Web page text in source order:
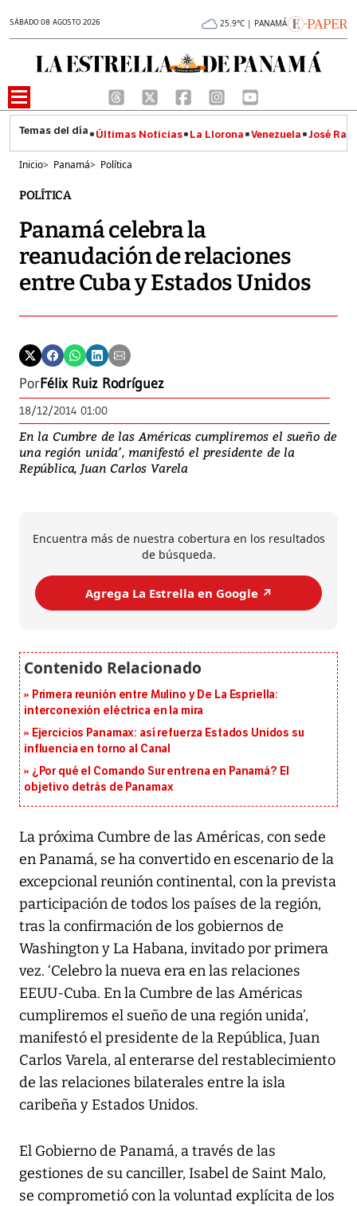
SÁBADO 08 AGOSTO 2026 25.9°C | PANAMÁ
Últimas Noticias La Llorona Venezuela José
Inicio> Panamá> Política
POLÍTICA
Panamá celebra la
reanudación de relaciones
entre Cuba y Estados Unidos
PorFélix Ruiz Rodríguez
18/12/2014 01:00
En la Cumbre de las Américas cumpliremos el sueño de
una región unida’, manifestó el presidente de la
República, Juan Carlos Varela
Encuentra más de nuestra cobertura en los resultados
de búsqueda.
Agrega La Estrella en Google ↗️
Primera reunión entre Mulino y De La Espriella:
interconexión eléctrica en la mira
Ejercicios Panamax: así refuerza Estados Unidos su
influencia en torno al Canal
¿Por qué el Comando Sur entrena en Panamá? El
objetivo detrás de Panamax
La próxima Cumbre de las Américas, con sede
en Panamá, se ha convertido en escenario de la
excepcional reunión continental, con la prevista
participación de todos los países de la región,
tras la confirmación de los gobiernos de
Washington y La Habana, invitado por primera
vez. ‘Celebro la nueva era en las relaciones
EEUU-Cuba. En la Cumbre de las Américas
cumpliremos el sueño de una región unida’,
manifestó el presidente de la República, Juan
Carlos Varela, al enterarse del restablecimiento
de las relaciones bilaterales entre la isla
caribeña y Estados Unidos.
El Gobierno de Panamá, a través de las
gestiones de su canciller, Isabel de Saint Malo,
se comprometió con la voluntad explícita de los